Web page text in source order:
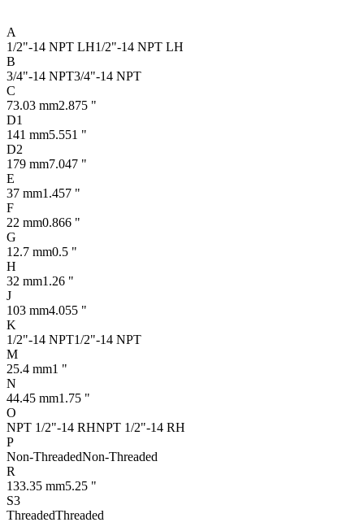
A
1/2"-14 NPT LH1/2"-14 NPT LH
B
3/4"-14 NPT3/4"-14 NPT
C
73.03 mm2.875 "
D1
141 mm5.551 "
D2
179 mm7.047 "
E
37 mm1.457 "
F
22 mm0.866 "
G
12.7 mm0.5 "
H
32 mm1.26 "
J
103 mm4.055 "
K
1/2"-14 NPT1/2"-14 NPT
M
25.4 mm1 "
N
44.45 mm1.75 "
O
NPT 1/2"-14 RHNPT 1/2"-14 RH
P
Non-ThreadedNon-Threaded
R
133.35 mm5.25 "
S3
ThreadedThreaded